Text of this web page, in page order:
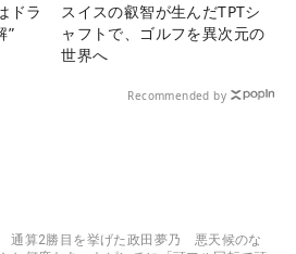
ドラ
”
スイスの叡智が生んだTPTシ
ャフトで、ゴルフを異次元の
世界へ
Recommended by
通算2勝目を挙げた政田夢乃 悪天候のな